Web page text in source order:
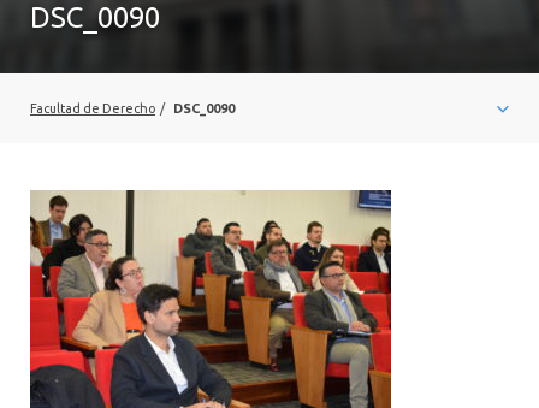
VINCULACIÓN CON EL MEDIO
INTERNACIONAL
DSC_0090
Facultad de Derecho / DSC_0090